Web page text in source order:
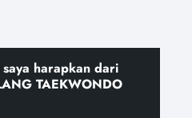
harapkan dari
TAEKWONDO